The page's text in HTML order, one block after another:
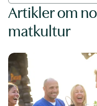
Artikler om
matkultur